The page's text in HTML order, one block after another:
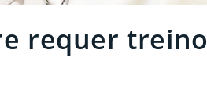
requer treino